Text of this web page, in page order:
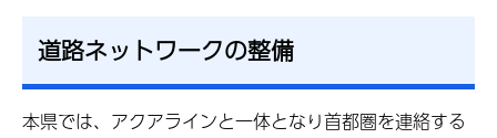
道路ネットワークの整備
本県では、アクアラインと一体となり首都圏を連絡する